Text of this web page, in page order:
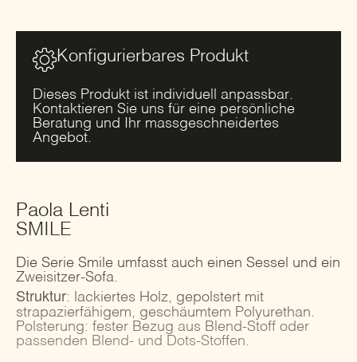
Konfigurierbares Produkt
Dieses Produkt ist individuell anpassbar.
Kontaktieren Sie uns für eine persönliche
Beratung und Ihr massgeschneidertes
Angebot.
Paola Lenti
SMILE
Die Serie Smile umfasst auch einen Sessel und ein
Zweisitzer-Sofa.
Struktur: lackiertes Holz, gepolstert mit
strapazierfähigem, geschäumtem Polyurethan.
Polsterung: fester Bezug aus Blend-Stoff oder
passenden Blend- und Dots-Stoffen.